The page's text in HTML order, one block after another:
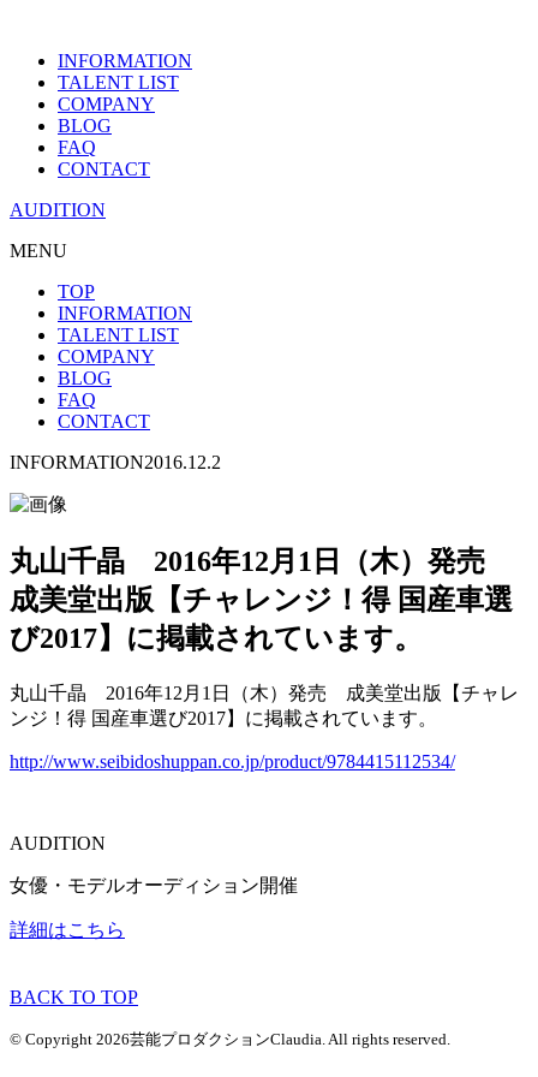
INFORMATION
TALENT LIST
COMPANY
BLOG
FAQ
CONTACT
AUDITION
MENU
TOP
INFORMATION
TALENT LIST
COMPANY
BLOG
FAQ
CONTACT
INFORMATION2016.12.2
丸山千晶 2016年12月1日（木）発売
成美堂出版【チャレンジ！得 国産車選
び2017】に掲載されています。
丸山千晶 2016年12月1日（木）発売 成美堂出版【チャレ
ンジ！得 国産車選び2017】に掲載されています。
http://www.seibidoshuppan.co.jp/product/9784415112534/
AUDITION
女優・モデルオーディション開催
詳細はこちら
BACK TO TOP
© Copyright 2026芸能プロダクションClaudia. All rights reserved.